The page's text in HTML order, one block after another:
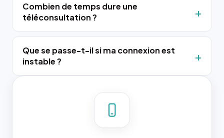
Combien de temps dure une
téléconsultation ?
Que se passe-t-il si ma connexion est
instable ?